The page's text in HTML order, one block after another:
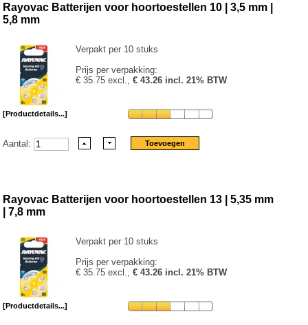
Rayovac Batterijen voor hoortoestellen 10 | 3,5 mm |
5,8 mm
Verpakt per 10 stuks
Prijs per verpakking:
€ 35.75 excl.,€ 43.26 incl. 21% BTW
[Productdetails...]
Aantal:
Rayovac Batterijen voor hoortoestellen 13 | 5,35 mm
| 7,8 mm
Verpakt per 10 stuks
Prijs per verpakking:
€ 35.75 excl.,€ 43.26 incl. 21% BTW
[Productdetails...]